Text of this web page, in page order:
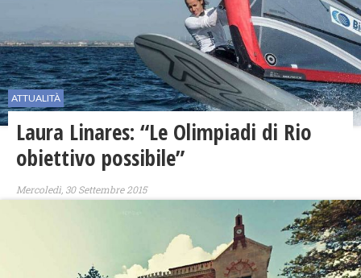
ATTUALITÀ
Laura Linares: “Le Olimpiadi di Rio
obiettivo possibile”
Mercoledì, 30 Settembre 2015